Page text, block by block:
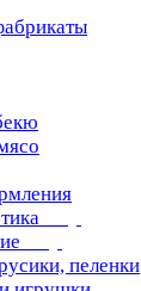
пеленки